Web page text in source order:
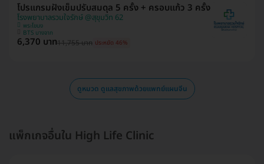
โปรแกรมฝังเข็มปรับสมดุล 5 ครั้ง + ครอบแก้ว 3 ครั้ง
โรงพยาบาลรวมใจรักษ์ @สุขุมวิท 62
พระโขนง
BTS บางจาก
6,370 บาท11,755 บาท ประหยัด 46%
ดูหมวด ดูแลสุขภาพด้วยแพทย์แผนจีน
แพ็กเกจอื่นใน High Life Clinic